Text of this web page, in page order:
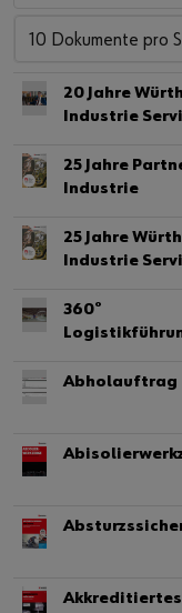
Kontakt
10 Dokumente pro
20 Jahre Würth
Industrie
25 Jahre
Industrie
25 Jahre Würth
Industrie
360°
Abholauftrag
Akkreditiertes